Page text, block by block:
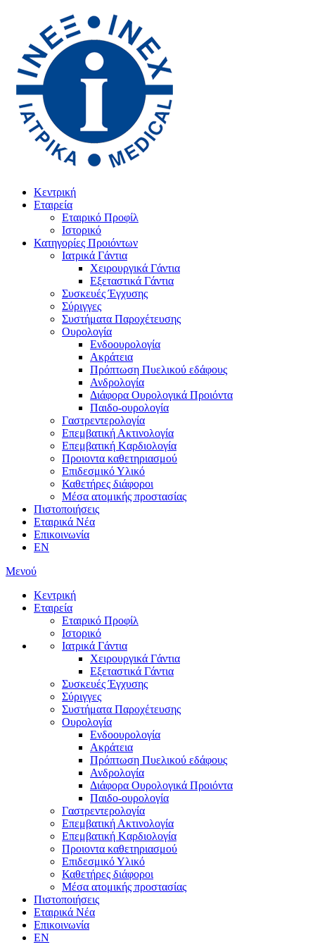
Κεντρική
Εταιρεία
Εταιρικό Προφίλ
Ιστορικό
Κατηγορίες Προιόντων
Ιατρικά Γάντια
Χειρουργικά Γάντια
Εξεταστικά Γάντια
Συσκευές Έγχυσης
Σύριγγες
Συστήματα Παροχέτευσης
Ουρολογία
Ενδοουρολογία
Ακράτεια
Πρόπτωση Πυελικού εδάφους
Ανδρολογία
Διάφορα Ουρολογικά Προιόντα
Παιδο-ουρολογία
Γαστρεντερολογία
Επεμβατική Ακτινολογία
Επεμβατική Kαρδιολογία
Προιοντα καθετηριασμού
Επιδεσμικό Υλικό
Καθετήρες διάφοροι
Μέσα ατομικής προστασίας
Πιστοποιήσεις
Εταιρικά Νέα
Επικοινωνία
EN
Μενού
Κεντρική
Εταιρεία
Εταιρικό Προφίλ
Ιστορικό
Ιατρικά Γάντια
Χειρουργικά Γάντια
Εξεταστικά Γάντια
Συσκευές Έγχυσης
Σύριγγες
Συστήματα Παροχέτευσης
Ουρολογία
Ενδοουρολογία
Ακράτεια
Πρόπτωση Πυελικού εδάφους
Ανδρολογία
Διάφορα Ουρολογικά Προιόντα
Παιδο-ουρολογία
Γαστρεντερολογία
Επεμβατική Ακτινολογία
Επεμβατική Kαρδιολογία
Προιοντα καθετηριασμού
Επιδεσμικό Υλικό
Καθετήρες διάφοροι
Μέσα ατομικής προστασίας
Πιστοποιήσεις
Εταιρικά Νέα
Επικοινωνία
EN